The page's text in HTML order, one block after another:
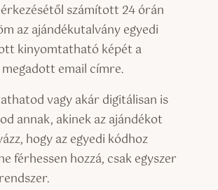
számított 24 órán
az ajándékutalvány egyedi
kinyomtatható képét a
email címre.
vagy akár digitálisan is
annak, akinek az ajándékot
hogy az egyedi kódhoz
férhessen hozzá, csak egyszer